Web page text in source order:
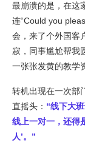
最崩溃的是，在这
连“Could you
会，来了个外国客
寂，同事尴尬帮我
一张张发黄的教学
转机出现在一次部
直摇头： “线下大
线上一对一，还得
人’。”